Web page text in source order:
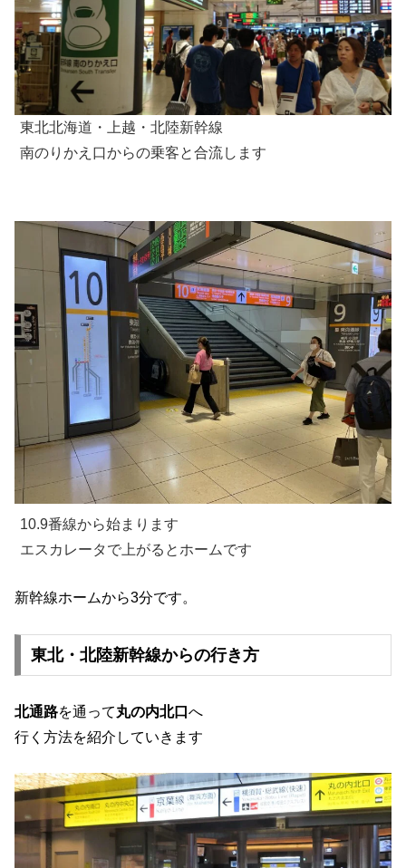
東北北海道・上越・北陸新幹線
南のりかえ口からの乗客と合流します
10.9番線から始まります
エスカレータで上がるとホームです
新幹線ホームから3分です。
東北・北陸新幹線からの行き方
北通路を通って丸の内北口 へ
行く方法を紹介していきます